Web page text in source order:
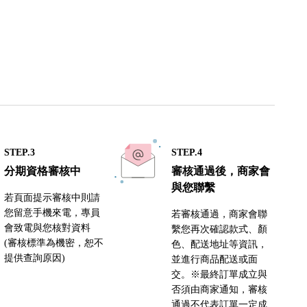
STEP.3
分期資格審核中
若頁面提示審核中則請
您留意手機來電，專員
會致電與您核對資料
(審核標準為機密，恕不
提供查詢原因)
STEP.4
審核通過後，商家會
與您聯繫
若審核通過，商家會聯
繫您再次確認款式、顏
色、配送地址等資訊，
並進行商品配送或面
交。※最終訂單成立與
否須由商家通知，審核
通過不代表訂單一定成